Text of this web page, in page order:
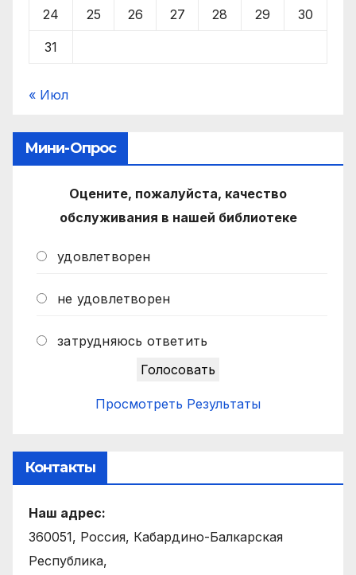
24 25 26 27 28 29 30
31
« Июл
Мини-Опрос
Оцените, пожалуйста, качество
обслуживания в нашей библиотеке
удовлетворен
не удовлетворен
затрудняюсь ответить
Просмотреть Результаты
Контакты
Наш адрес:
360051, Россия, Кабардино-Балкарская
Республика,